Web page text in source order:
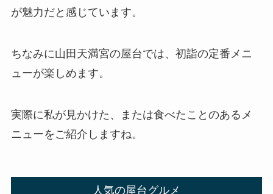
が魅力だと感じています。
ちなみに山田天満宮の屋台では、初詣の定番メニ
ューが楽しめます。
実際に私が見かけた、または食べたことのあるメ
ニューをご紹介しますね。
人気の屋台グルメ